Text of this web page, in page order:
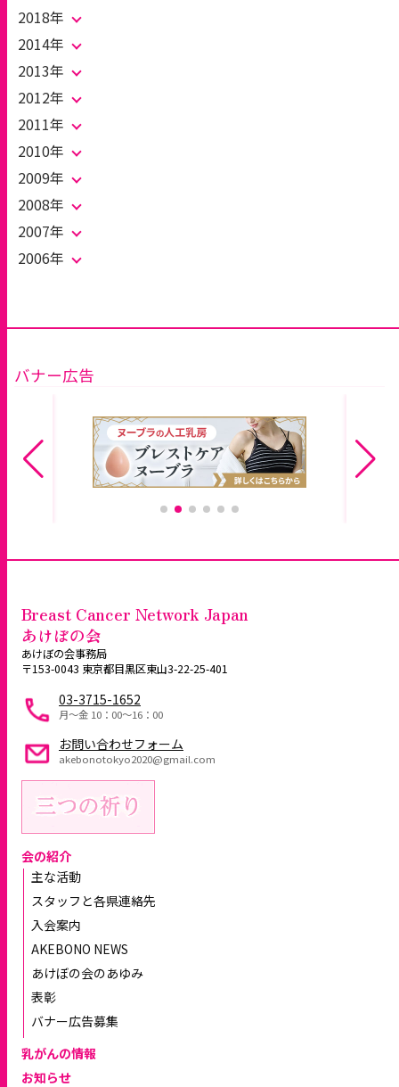
2018年
2014年
2013年
2012年
2011年
2010年
2009年
2008年
2007年
2006年
バナー広告
Breast Cancer Network Japan
あけぼの会
あけぼの会事務局
〒153-0043 東京都目黒区東山3-22-25-401
03-3715-1652
月～金 10：00〜16：00
お問い合わせフォーム
akebonotokyo2020@gmail.com
会の紹介
主な活動
スタッフと各県連絡先
入会案内
AKEBONO NEWS
あけぼの会のあゆみ
表彰
バナー広告募集
乳がんの情報
お知らせ